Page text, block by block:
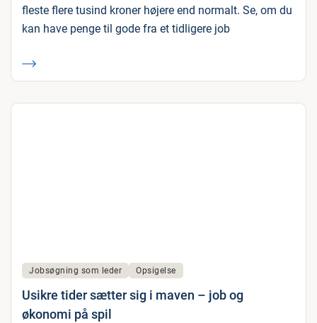
fleste flere tusind kroner højere end normalt. Se, om du
kan have penge til gode fra et tidligere job
Jobsøgning som leder Opsigelse
Usikre tider sætter sig i maven – job og
økonomi på spil